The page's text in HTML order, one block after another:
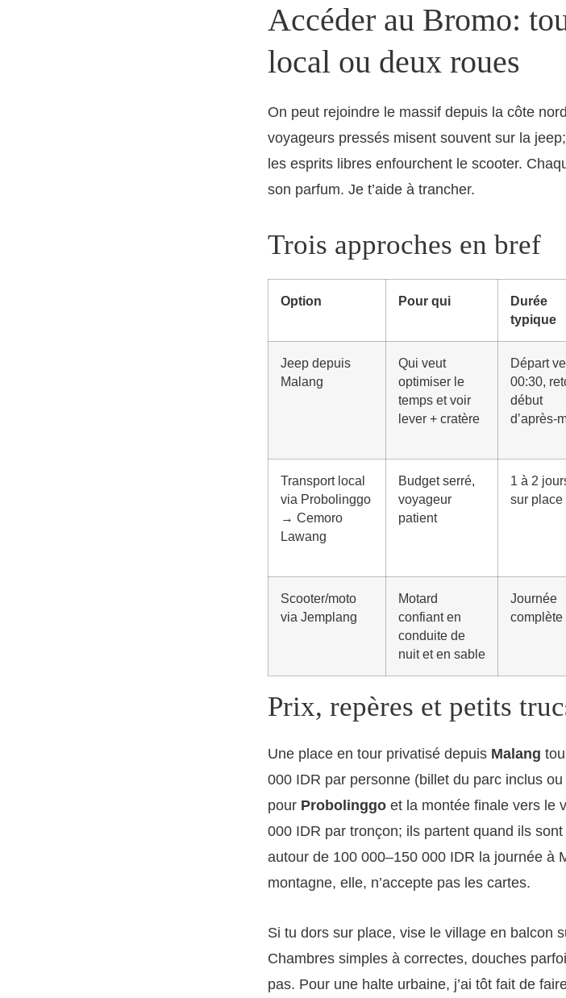
Accéder au Bromo:
local ou deux roues
On peut rejoindre le massif depuis la côte
voyageurs pressés misent souvent sur la
les esprits libres enfourchent le scooter.
son parfum. Je t’aide à trancher.
Trois approches en bref
Option Pour qui
Durée
typique
Jeep depuis
Malang
Qui veut
optimiser le
temps et voir
lever + cratère
Départ
00:30,
début
d’après-
Transport local
via Probolinggo
→ Cemoro
Lawang
Budget serré,
voyageur
patient
1 à 2
sur place
Scooter/moto
via Jemplang
Motard
confiant en
conduite de
nuit et en sable
Journée
complète
Prix, repères et petits
Une place en tour privatisé depuis Malang
000 IDR par personne (billet du parc inclus
pour Probolinggo et la montée finale vers le
000 IDR par tronçon; ils partent quand ils
autour de 100 000–150 000 IDR la journée à
montagne, elle, n’accepte pas les cartes.
Si tu dors sur place, vise le village en balcon
Chambres simples à correctes, douches
pas. Pour une halte urbaine, j’ai tôt fait de